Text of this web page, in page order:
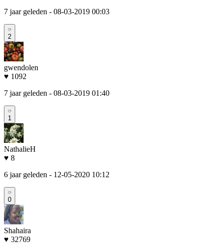
7 jaar geleden - 08-03-2019 00:03
2
gwendolen
♥ 1092
7 jaar geleden - 08-03-2019 01:40
1
NathalieH
♥ 8
6 jaar geleden - 12-05-2020 10:12
0
Shahaira
♥ 32769